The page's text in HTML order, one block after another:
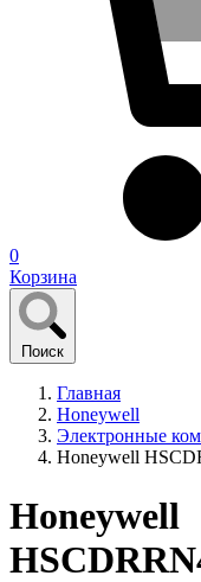
0
Корзина
Поиск
Главная
Honeywell
Электронные
Honeywell
Honeywell